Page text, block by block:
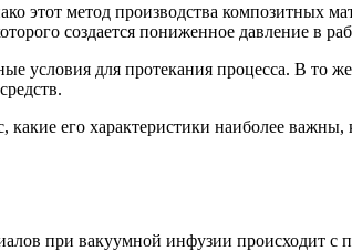
этот метод производства композитных
создается пониженное давление в
условия для протекания процесса. В то
его характеристики наиболее
при вакуумной инфузии происходит